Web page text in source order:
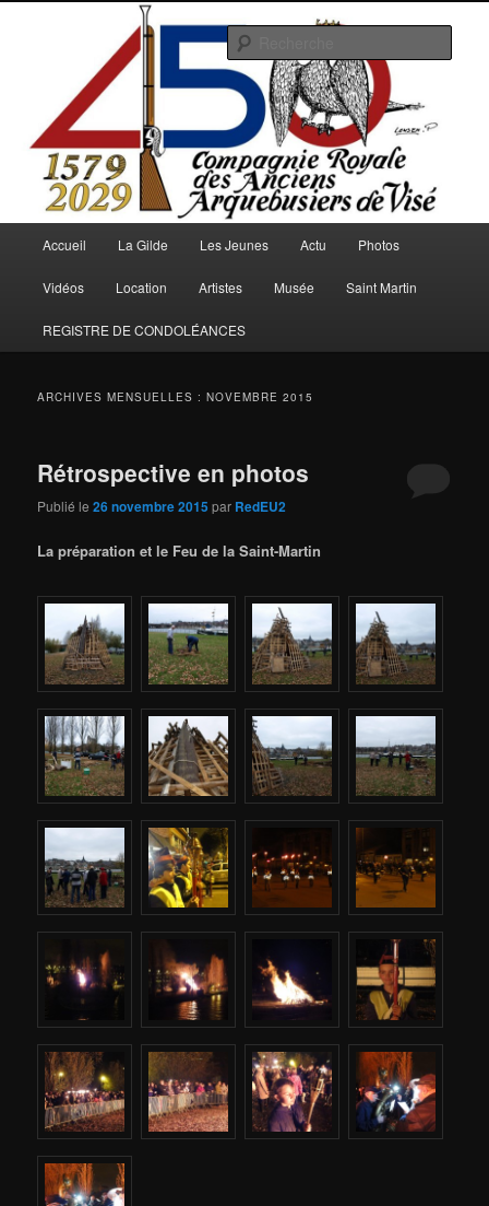
Arquebusiers.eu
Accueil La Gilde Les Jeunes Actu Photos
Vidéos Location Artistes Musée Saint Martin
REGISTRE DE CONDOLÉANCES
ARCHIVES MENSUELLES :NOVEMBRE 2015
Rétrospective en photos
Publié le26 novembre 2015 par RedEU2
La préparation et le Feu de la Saint-Martin